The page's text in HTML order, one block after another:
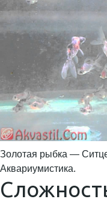
Золотая рыбка —
Аквариумистика.